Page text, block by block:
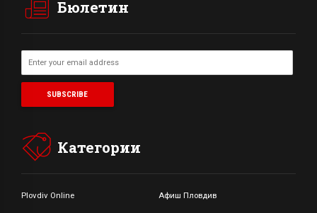
Бюлетин
Категории
Plovdiv Online Афиш Пловдив